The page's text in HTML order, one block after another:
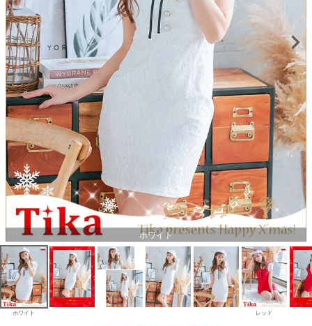
ホワイト
ホワイト レッド